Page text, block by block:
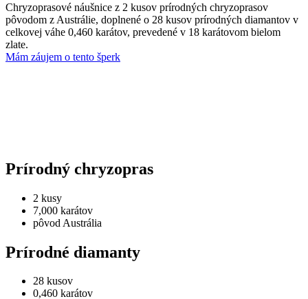
Chryzoprasové náušnice z 2 kusov prírodných chryzoprasov
pôvodom z Austrálie, doplnené o 28 kusov prírodných diamantov v
celkovej váhe 0,460 karátov, prevedené v 18 karátovom bielom
zlate.
Mám záujem o tento šperk
Prírodný chryzopras
2 kusy
7,000 karátov
pôvod Austrália
Prírodné diamanty
28 kusov
0,460 karátov